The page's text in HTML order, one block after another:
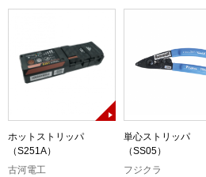
ホットストリッパ
（S251A）
古河電工
単心ストリッパ
（SS05）
フジクラ